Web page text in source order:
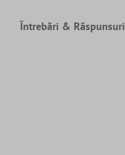
Întrebări & Răspunsuri